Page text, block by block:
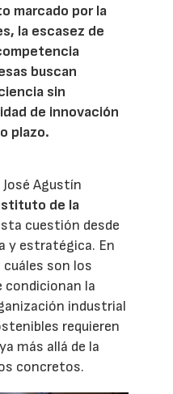
marcado por la
la escasez de
buscan
sin
de innovación
plazo.
José Agustín
de la
cuestión desde
y estratégica. En
son los
condicionan la
industrial
requieren
más allá de la
concretos.